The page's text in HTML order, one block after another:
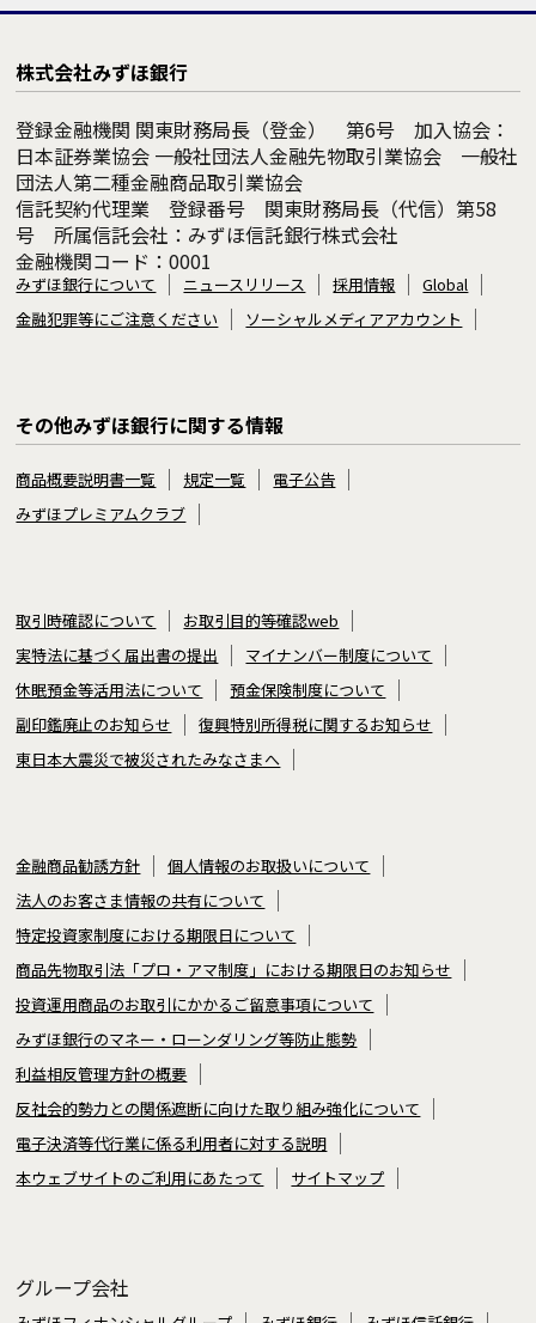
株式会社みずほ銀行
登録金融機関 関東財務局長（登金） 第6号 加入協会：
日本証券業協会 一般社団法人金融先物取引業協会 一般社
団法人第二種金融商品取引業協会
信託契約代理業 登録番号 関東財務局長（代信）第58
号 所属信託会社：みずほ信託銀行株式会社
金融機関コード：0001
みずほ銀行について ニュースリリース 採用情報
Global
金融犯罪等にご注意ください
ソーシャルメディアアカウント
その他みずほ銀行に関する情報
商品概要説明書一覧 規定一覧
電子公告
みずほプレミアムクラブ
取引時確認について
お取引目的等確認web
実特法に基づく届出書の提出
マイナンバー制度について
休眠預金等活用法について
預金保険制度について
副印鑑廃止のお知らせ
復興特別所得税に関するお知らせ
東日本大震災で被災されたみなさまへ
金融商品勧誘方針
個人情報のお取扱いについて
法人のお客さま情報の共有について
特定投資家制度における期限日について
商品先物取引法「プロ・アマ制度」における期限日のお知らせ
投資運用商品のお取引にかかるご留意事項について
みずほ銀行のマネー・ローンダリング等防止態勢
利益相反管理方針の概要
反社会的勢力との関係遮断に向けた取り組み強化について
電子決済等代行業に係る利用者に対する説明
本ウェブサイトのご利用にあたって
サイトマップ
グループ会社